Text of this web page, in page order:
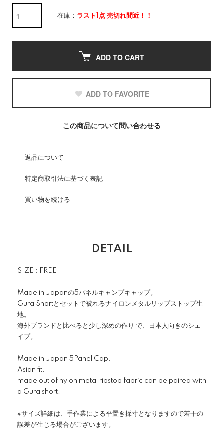
在庫： ラスト1点 売切れ間近！！
ADD TO CART
ADD TO FAVORITE
この商品について問い合わせる
返品について
特定商取引法に基づく表記
買い物を続ける
DETAIL
SIZE : FREE
Made in Japanの5パネルキャンプキャップ。
Gura Shortとセットで被れるナイロンメタルリップストップ生
地。
海外ブランドと比べると少し深めの作り で、日本人向きのシェ
イプ。
Made in Japan 5Panel Cap.
Asian fit.
made out of nylon metal ripstop fabric can be paired with
a Gura short.
※サイズ詳細は、手作業による平置き採寸となりますので若干の
誤差が生じる場合がございます。